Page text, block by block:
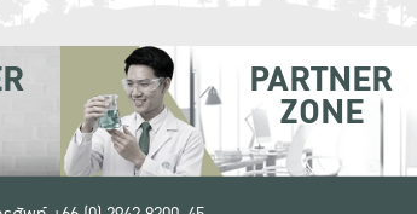
PARTNER
ZONE